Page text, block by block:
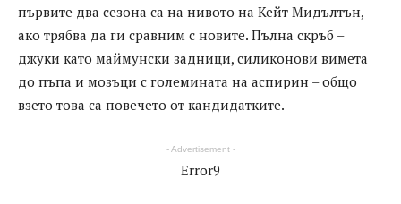
първите два сезона са на нивото на Кейт Мидълтън,
ако трябва да ги сравним с новите. Пълна скръб –
джуки като маймунски задници, силиконови вимета
до пъпа и мозъци с големината на аспирин – общо
взето това са повечето от кандидатките.
- Advertisement -
Error9